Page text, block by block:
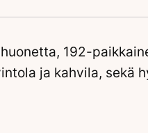
192-
ja kahvila, sekä